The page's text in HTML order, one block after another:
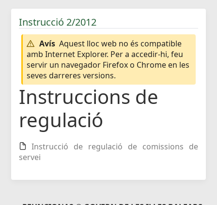
Instrucció 2/2012
Avís Aquest lloc web no és compatible
amb Internet Explorer. Per a accedir-hi, feu
servir un navegador Firefox o Chrome en les
seves darreres versions.
Instruccions de
regulació
Instrucció de regulació de comissions de
servei